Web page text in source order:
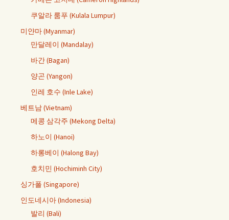
쿠알라 룸푸 (Kulala Lumpur)
미얀마 (Myanmar)
만달레이 (Mandalay)
바간 (Bagan)
양곤 (Yangon)
인레 호수 (Inle Lake)
베트남 (Vietnam)
메콩 삼각주 (Mekong Delta)
하노이 (Hanoi)
하롱베이 (Halong Bay)
호치민 (Hochiminh City)
싱가폴 (Singapore)
인도네시아 (Indonesia)
발리 (Bali)